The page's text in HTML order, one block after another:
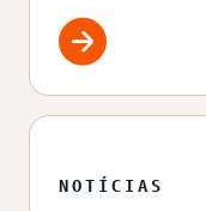
NOTÍCIAS